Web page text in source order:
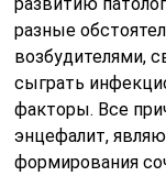
разные
возбудителями,
сыграть
факторы. Все
энцефалит,
формирования